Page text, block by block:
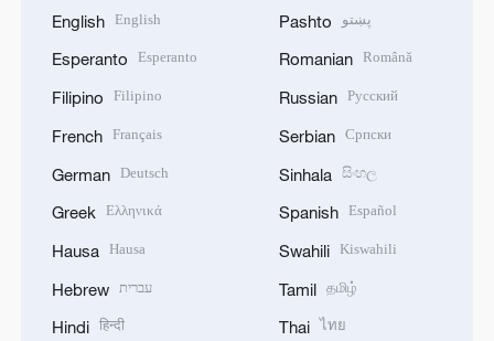
English English
Esperanto Esperanto
Filipino Filipino
French Français
German Deutsch
Greek Ελληνικά
Hausa Hausa
Hebrew עברית
Hindi हिन्दी
Pashto پښتو
Romanian Română
Russian Русский
Serbian Српски
Sinhala සිංහල
Spanish Español
Swahili Kiswahili
Tamil தமிழ்
Thai ไทย